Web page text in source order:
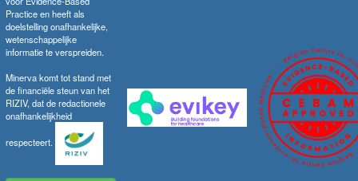
Practice en heeft als
doelstelling onafhankelijke,
wetenschappelijke
informatie te verspreiden.
Minerva komt tot stand met
de financiële steun van het
RIZIV, dat de redactionele
onafhankelijkheid
respecteert.